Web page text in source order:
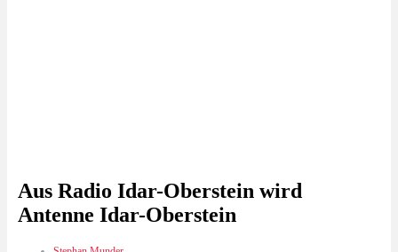
Aus Radio Idar-Oberstein wird
Antenne Idar-Oberstein